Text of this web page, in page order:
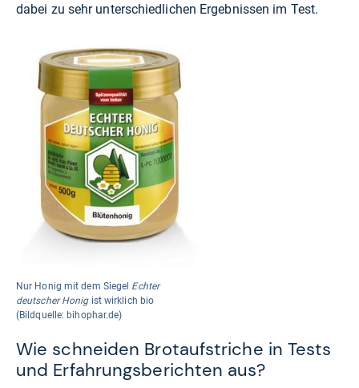
dabei zu sehr unterschiedlichen Ergebnissen im Test.
Nur Honig mit dem Siegel Echter
deutscher Honigist wirklich bio
(Bildquelle: bihophar.de)
Wie schneiden Brotaufstriche in Tests
und Erfahrungsberichten aus?